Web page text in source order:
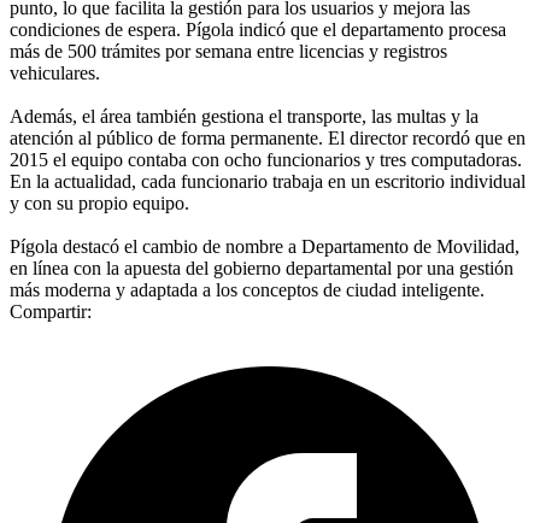
punto, lo que facilita la gestión para los usuarios y mejora las
condiciones de espera. Pígola indicó que el departamento procesa
más de 500 trámites por semana entre licencias y registros
vehiculares.
Además, el área también gestiona el transporte, las multas y la
atención al público de forma permanente. El director recordó que en
2015 el equipo contaba con ocho funcionarios y tres computadoras.
En la actualidad, cada funcionario trabaja en un escritorio individual
y con su propio equipo.
Pígola destacó el cambio de nombre a Departamento de Movilidad,
en línea con la apuesta del gobierno departamental por una gestión
más moderna y adaptada a los conceptos de ciudad inteligente.
Compartir: